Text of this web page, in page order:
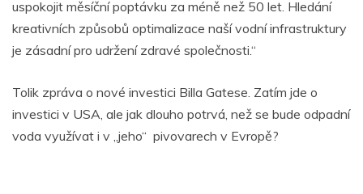
uspokojit měsíční poptávku za méně než 50 let. Hledání
kreativních způsobů optimalizace naší vodní infrastruktury
je zásadní pro udržení zdravé společnosti.“
Tolik zpráva o nové investici Billa Gatese. Zatím jde o
investici v USA, ale jak dlouho potrvá, než se bude odpadní
voda využívat i v „jeho“ pivovarech v Evropě?